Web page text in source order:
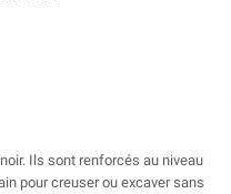
Ils sont renforcés au niveau
pour creuser ou excaver sans